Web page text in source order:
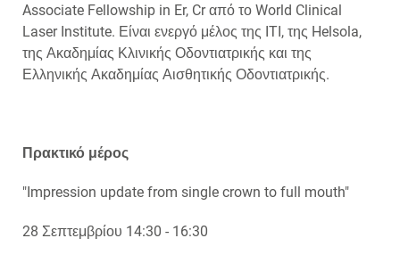
Associate Fellowship in Er, Cr από το World Clinical
Laser Institute. Είναι ενεργό μέλος της ITI, της Helsola,
της Ακαδημίας Κλινικής Οδοντιατρικής και της
Ελληνικής Ακαδημίας Αισθητικής Οδοντιατρικής.
Πρακτικό μέρος
"Impression update from single crown to full mouth"
28 Σεπτεμβρίου 14:30 - 16:30